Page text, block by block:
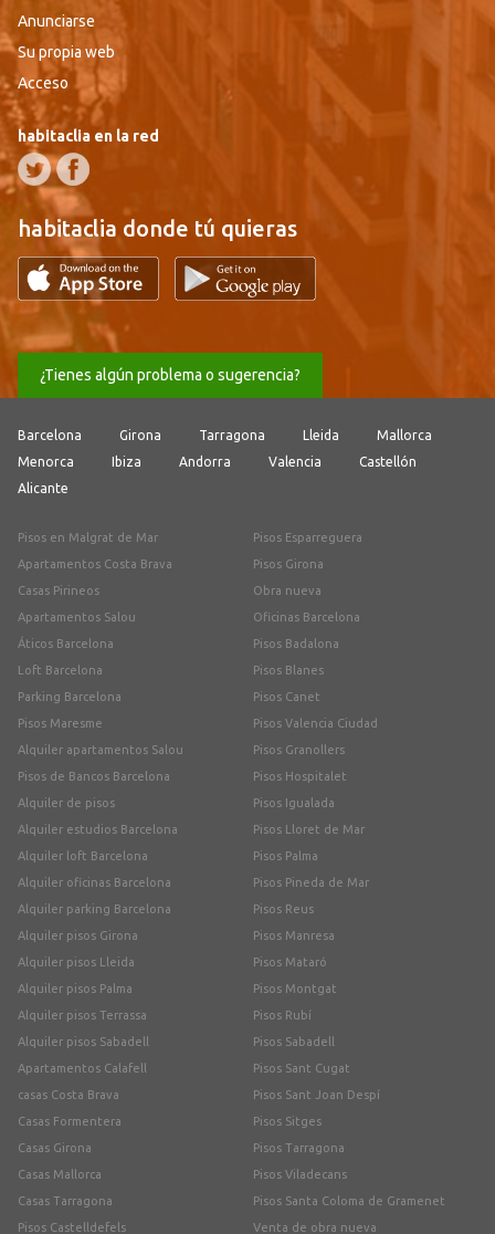
Anunciarse
Su propia web
Acceso
habitaclia en la red
habitaclia donde tú quieras
¿Tienes algún problema o sugerencia?
Barcelona Girona Tarragona Lleida
Mallorca
Menorca
Ibiza Andorra Valencia
Castellón
Alicante
Pisos en Malgrat de Mar
Apartamentos Costa Brava
Casas Pirineos
Apartamentos Salou
Áticos Barcelona
Loft Barcelona
Parking Barcelona
Pisos Maresme
Alquiler apartamentos Salou
Pisos de Bancos Barcelona
Alquiler de pisos
Alquiler estudios Barcelona
Alquiler loft Barcelona
Alquiler oficinas Barcelona
Alquiler parking Barcelona
Alquiler pisos Girona
Alquiler pisos Lleida
Alquiler pisos Palma
Alquiler pisos Terrassa
Alquiler pisos Sabadell
Apartamentos Calafell
casas Costa Brava
Casas Formentera
Casas Girona
Casas Mallorca
Casas Tarragona
Pisos Castelldefels
Pisos Esparreguera
Pisos Girona
Obra nueva
Oficinas Barcelona
Pisos Badalona
Pisos Blanes
Pisos Canet
Pisos Valencia Ciudad
Pisos Granollers
Pisos Hospitalet
Pisos Igualada
Pisos Lloret de Mar
Pisos Palma
Pisos Pineda de Mar
Pisos Reus
Pisos Manresa
Pisos Mataró
Pisos Montgat
Pisos Rubí
Pisos Sabadell
Pisos Sant Cugat
Pisos Sant Joan Despí
Pisos Sitges
Pisos Tarragona
Pisos Viladecans
Pisos Santa Coloma de Gramenet
Venta de obra nueva